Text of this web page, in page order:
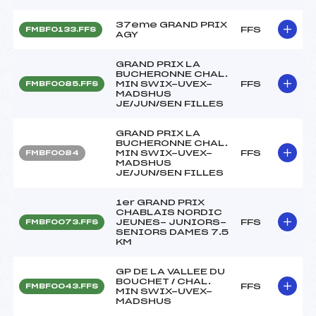
FMBF0133.FFS
37eme GRAND PRIX
AGY
FFS
FMBF0085.FFS
GRAND PRIX LA
BUCHERONNE CHAL.
MIN SWIX-UVEX-
MADSHUS
JE/JUN/SEN FILLES
FFS
FMBF0084
GRAND PRIX LA
BUCHERONNE CHAL.
MIN SWIX-UVEX-
MADSHUS
JE/JUN/SEN FILLES
FFS
FMBF0073.FFS
1er GRAND PRIX
CHABLAIS NORDIC
JEUNES- JUNIORS-
SENIORS DAMES 7.5
KM
FFS
FMBF0043.FFS
GP DE LA VALLEE DU
BOUCHET / CHAL.
MIN SWIX-UVEX-
MADSHUS
FFS